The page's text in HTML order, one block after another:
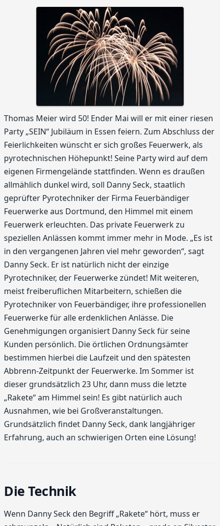
Thomas Meier wird 50! Ender Mai will er mit einer riesen
Party „SEIN“ Jubiläum in Essen feiern. Zum Abschluss der
Feierlichkeiten wünscht er sich großes Feuerwerk, als
pyrotechnischen Höhepunkt! Seine Party wird auf dem
eigenen Firmengelände stattfinden. Wenn es draußen
allmählich dunkel wird, soll Danny Seck, staatlich
geprüfter Pyrotechniker der Firma Feuerbändiger
Feuerwerke aus Dortmund, den Himmel mit einem
Feuerwerk erleuchten. Das private Feuerwerk zu
speziellen Anlässen kommt immer mehr in Mode. „Es ist
in den vergangenen Jahren viel mehr geworden“, sagt
Danny Seck. Er ist natürlich nicht der einzige
Pyrotechniker, der Feuerwerke zündet! Mit weiteren,
meist freiberuflichen Mitarbeitern, schießen die
Pyrotechniker von Feuerbändiger, ihre professionellen
Feuerwerke für alle erdenklichen Anlässe. Die
Genehmigungen organisiert Danny Seck für seine
Kunden persönlich. Die örtlichen Ordnungsämter
bestimmen hierbei die Laufzeit und den spätesten
Abbrenn-Zeitpunkt der Feuerwerke. Im Sommer ist
dieser grundsätzlich 23 Uhr, dann muss die letzte
„Rakete“ am Himmel sein! Es gibt natürlich auch
Ausnahmen, wie bei Großveranstaltungen.
Grundsätzlich findet Danny Seck, dank langjähriger
Erfahrung, auch an schwierigen Orten eine Lösung!
Die Technik
Wenn Danny Seck den Begriff „Rakete“ hört, muss er